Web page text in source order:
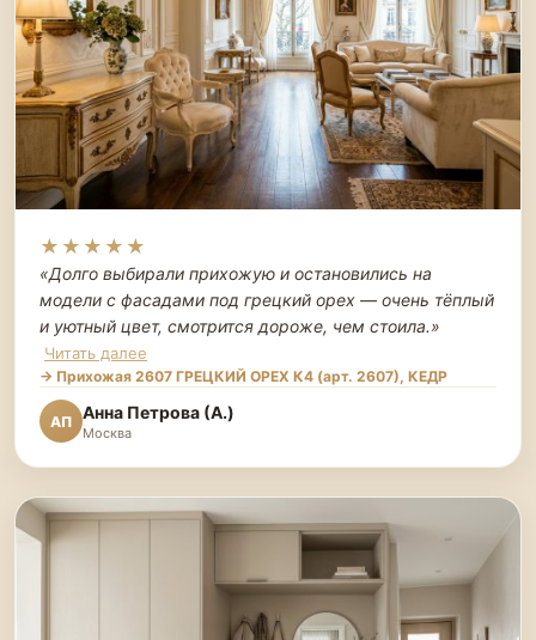
★★★★★
«Долго выбирали прихожую и остановились на
модели с фасадами под грецкий орех — очень тёплый
и уютный цвет, смотрится дороже, чем стоила.»
Читать далее
→ Прихожая 2607 ГРЕЦКИЙ ОРЕХ К4 (арт. 2607), КЕДР
АП Анна Петрова (А.)
Москва